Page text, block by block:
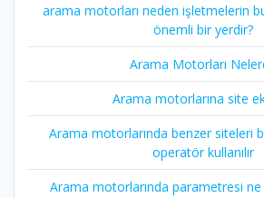
arama motorları neden işletmelerin
önemli bir yerdir?
Arama Motorları
Arama motorlarına site
Arama motorlarında benzer siteleri
operatör kullanılır
Arama motorlarında parametresi ne